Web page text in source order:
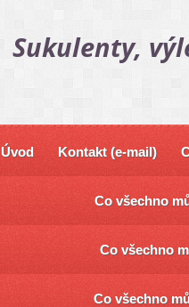
Sukulenty,
Úvod Kontakt (e-mail)
Co všechno
Co všechno
Co všechno